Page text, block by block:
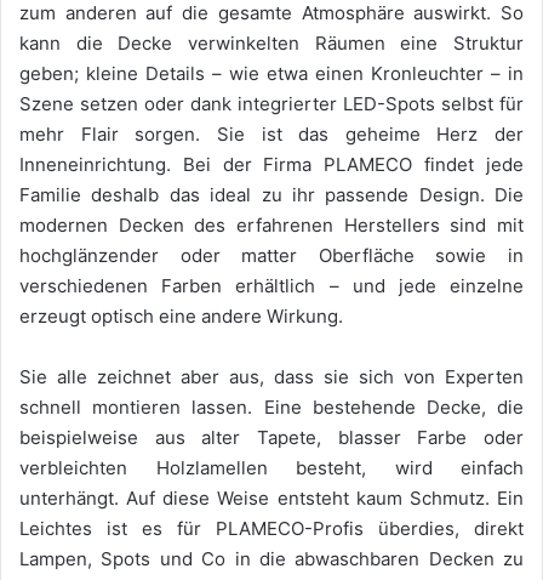
zum anderen auf die gesamte Atmosphäre auswirkt. So
kann die Decke verwinkelten Räumen eine Struktur
geben; kleine Details – wie etwa einen Kronleuchter – in
Szene setzen oder dank integrierter LED-Spots selbst für
mehr Flair sorgen. Sie ist das geheime Herz der
Inneneinrichtung. Bei der Firma PLAMECO findet jede
Familie deshalb das ideal zu ihr passende Design. Die
modernen Decken des erfahrenen Herstellers sind mit
hochglänzender oder matter Oberfläche sowie in
verschiedenen Farben erhältlich – und jede einzelne
erzeugt optisch eine andere Wirkung.
Sie alle zeichnet aber aus, dass sie sich von Experten
schnell montieren lassen. Eine bestehende Decke, die
beispielweise aus alter Tapete, blasser Farbe oder
verbleichten Holzlamellen besteht, wird einfach
unterhängt. Auf diese Weise entsteht kaum Schmutz. Ein
Leichtes ist es für PLAMECO-Profis überdies, direkt
Lampen, Spots und Co in die abwaschbaren Decken zu